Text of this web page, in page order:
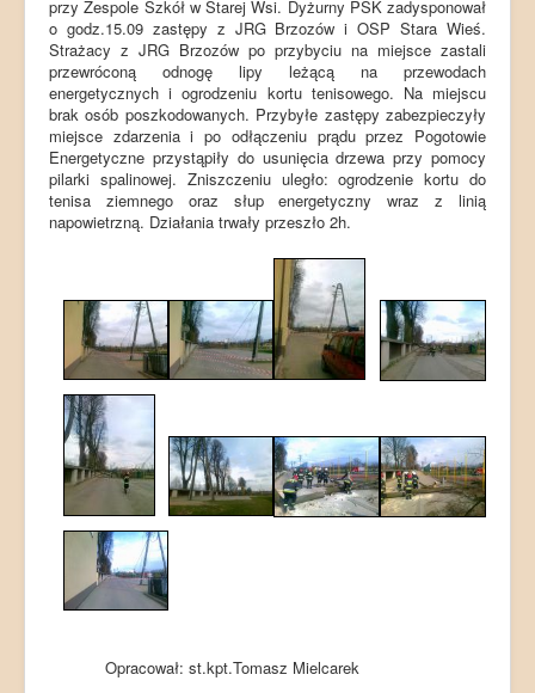
przy Zespole Szkół w Starej Wsi. Dyżurny PSK zadysponował
o godz.15.09 zastępy z JRG Brzozów i OSP Stara Wieś.
Strażacy z JRG Brzozów po przybyciu na miejsce zastali
przewróconą odnogę lipy leżącą na przewodach
energetycznych i ogrodzeniu kortu tenisowego. Na miejscu
brak osób poszkodowanych. Przybyłe zastępy zabezpieczyły
miejsce zdarzenia i po odłączeniu prądu przez Pogotowie
Energetyczne przystąpiły do usunięcia drzewa przy pomocy
pilarki spalinowej. Zniszczeniu uległo: ogrodzenie kortu do
tenisa ziemnego oraz słup energetyczny wraz z linią
napowietrzną. Działania trwały przeszło 2h.
Opracował: st.kpt.Tomasz Mielcarek